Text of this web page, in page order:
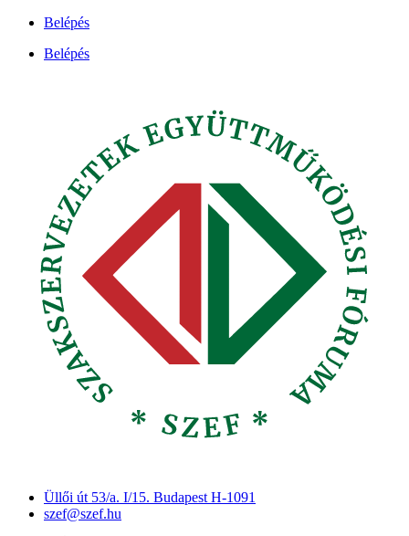
Ugrás
tartalomhoz
Belépés
Belépés
Üllői út 53/a. I/15. Budapest H-1091
szef@szef.hu